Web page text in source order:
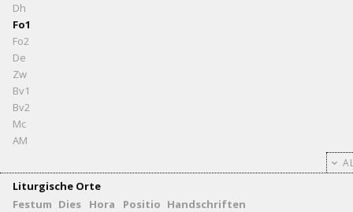
Dh
Fo1
Fo2
De
Zw
Bv1
Bv2
Mc
AM
Liturgische Orte
Festum Dies Hora Positio Handschriften